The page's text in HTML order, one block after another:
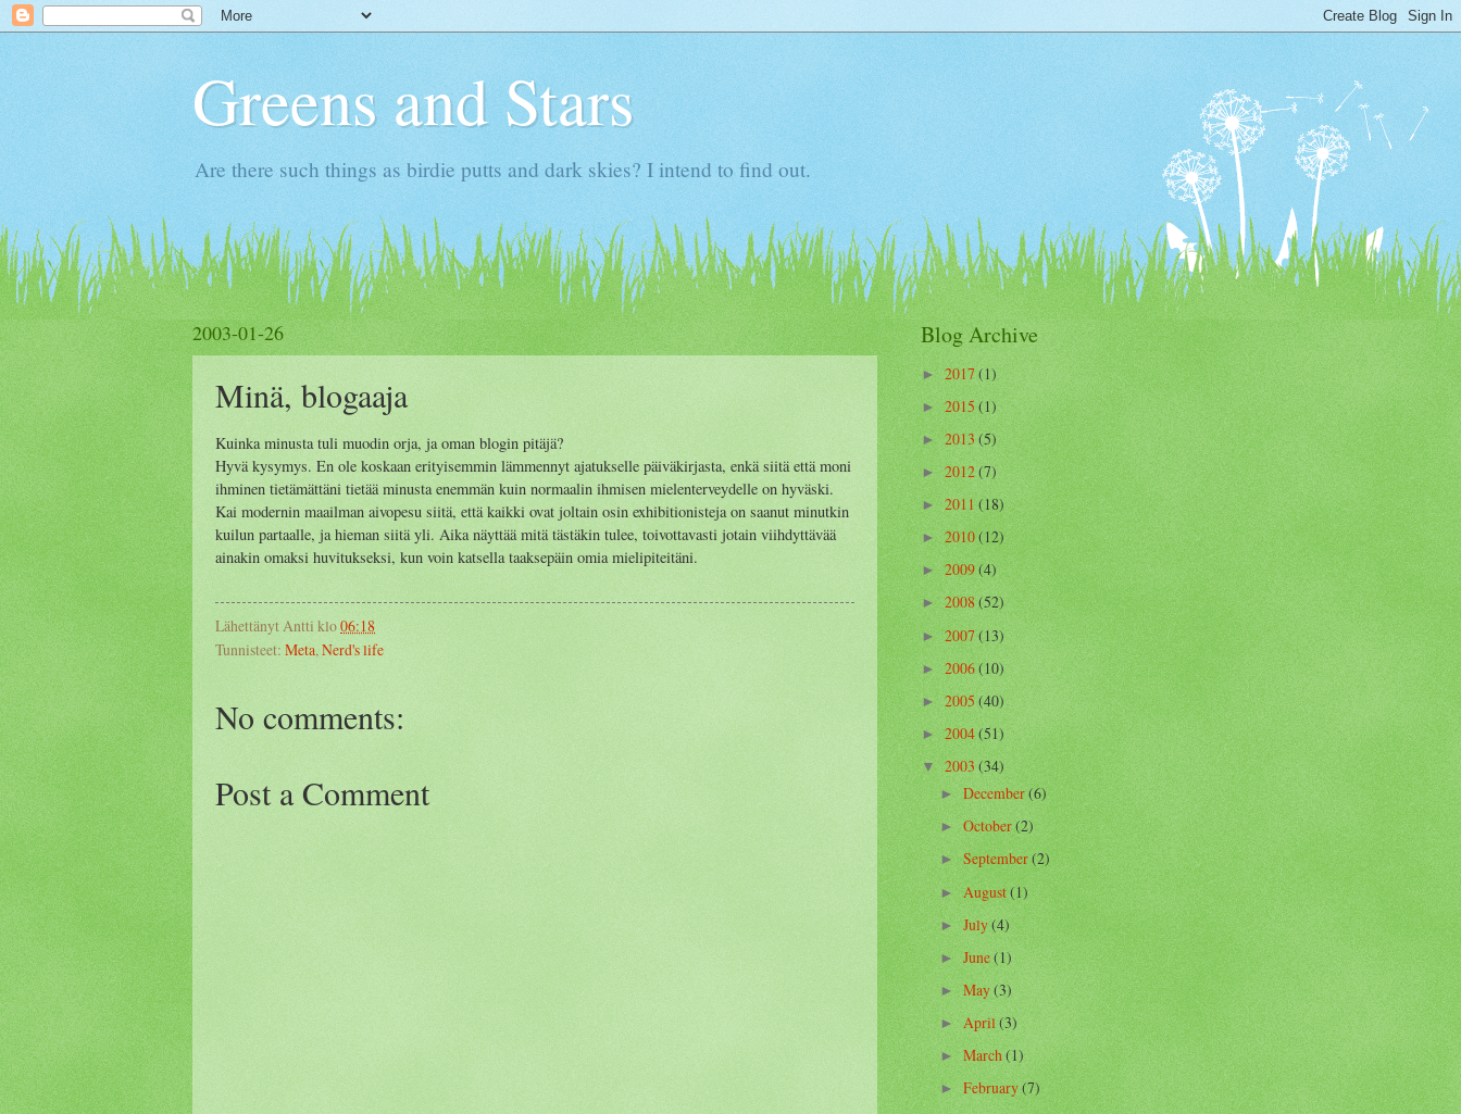
Greens and Stars
Are there such things as birdie putts and dark skies? I intend to find out.
2003-01-26
Minä, blogaaja
Kuinka minusta tuli muodin orja, ja oman blogin pitäjä?
Hyvä kysymys. En ole koskaan erityisemmin lämmennyt ajatukselle päiväkirjasta, enkä siitä että moni
ihminen tietämättäni tietää minusta enemmän kuin normaalin ihmisen mielenterveydelle on hyväski.
Kai modernin maailman aivopesu siitä, että kaikki ovat joltain osin exhibitionisteja on saanut minutkin
kuilun partaalle, ja hieman siitä yli. Aika näyttää mitä tästäkin tulee, toivottavasti jotain viihdyttävää
ainakin omaksi huvitukseksi, kun voin katsella taaksepäin omia mielipiteitäni.
Lähettänyt Antti klo06:18
Tunnisteet: Meta, Nerd's life
No comments:
Post a Comment
Blog Archive
►2017(1)
►2015(1)
►2013(5)
►2012(7)
►2011(18)
►2010(12)
►2009(4)
►2008(52)
►2007(13)
►2006(10)
►2005(40)
►2004(51)
▼2003(34)
►December(6)
►October(2)
►September(2)
►August(1)
►July(4)
►June(1)
►May(3)
►April(3)
►March(1)
►February(7)